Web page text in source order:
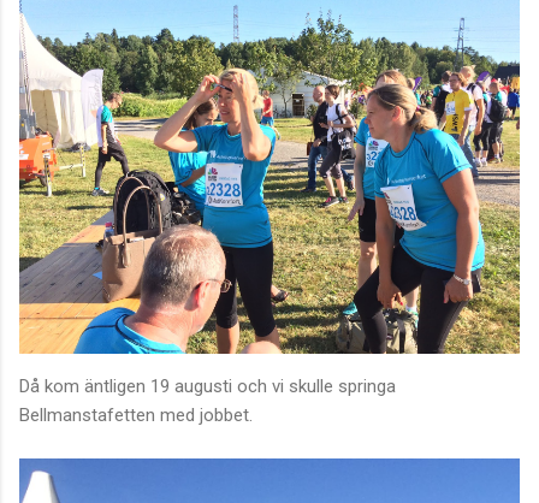
Då kom äntligen 19 augusti och vi skulle springa
Bellmanstafetten med jobbet.